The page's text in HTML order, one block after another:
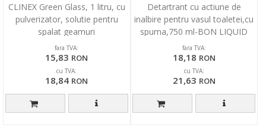
CLINEX Green Glass, 1 litru, cu
pulverizator, solutie pentru
spalat geamuri
fara TVA:
15,83 RON
cu TVA:
18,84 RON
Detartrant cu actiune de
inalbire pentru vasul toaletei,cu
spuma,750 ml-BON LIQUID
LEMON
fara TVA:
18,18 RON
cu TVA:
21,63 RON